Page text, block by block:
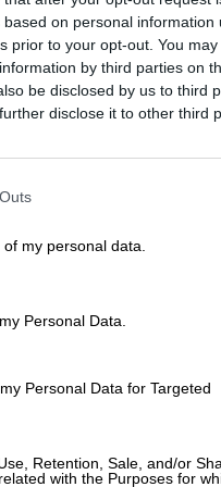
on personal information
prior to your opt-out. You
by third parties on
be disclosed by us to third
disclose it to other third
my personal data.
Personal Data.
Personal Data for Targeted
Retention, Sale, and/or
with the Purposes for
de financiación en
, en todas las
de activas netas
(APP)
el sobre temporal
sigue
durante el tiempo
de interés y
del BCE.
sus instrumentos
su objetivo de